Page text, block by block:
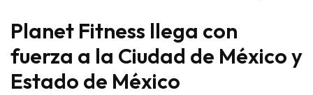
Planet Fitness llega con
fuerza a la Ciudad de México y
Estado de México